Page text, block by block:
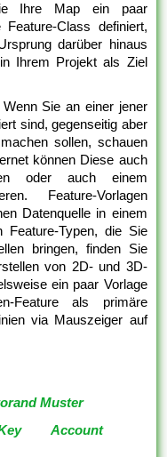
Ihre Map ein paar
Class definiert,
darüber hinaus
Ihrem Projekt als Ziel
Sie an einer jener
sind, gegenseitig aber
sollen, schauen
können Diese auch
oder auch einem
Feature-Vorlagen
Datenquelle in einem
Feature-Typen, die Sie
bringen, finden Sie
von 2D- und 3D-
ein paar Vorlage
Feature als primäre
via Mauszeiger auf
Muster
Account